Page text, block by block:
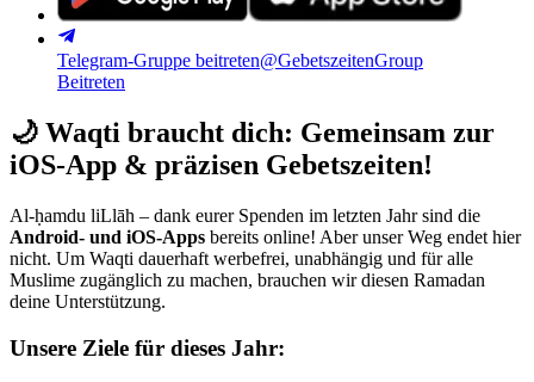
Telegram-Gruppe beitreten@GebetszeitenGroup
Beitreten
🌙 Waqti braucht dich: Gemeinsam zur
iOS-App & präzisen Gebetszeiten!
Al-ḥamdu liLlāh – dank eurer Spenden im letzten Jahr sind die
Android- und iOS-Apps bereits online! Aber unser Weg endet hier
nicht. Um Waqti dauerhaft werbefrei, unabhängig und für alle
Muslime zugänglich zu machen, brauchen wir diesen Ramadan
deine Unterstützung.
Unsere Ziele für dieses Jahr: